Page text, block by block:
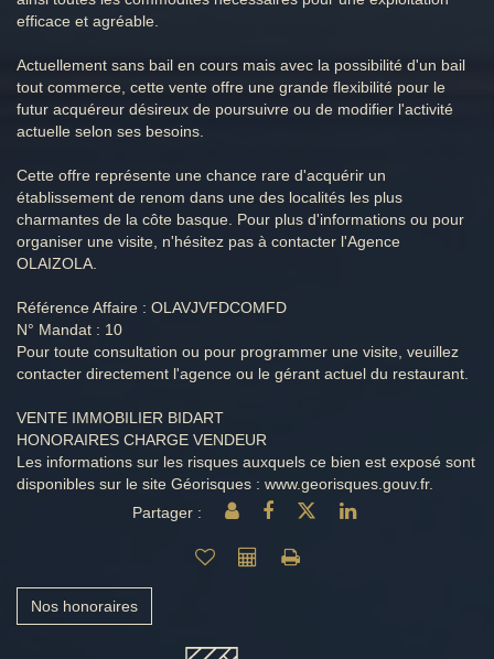
efficace et agréable.
Actuellement sans bail en cours mais avec la possibilité d'un bail
tout commerce, cette vente offre une grande flexibilité pour le
futur acquéreur désireux de poursuivre ou de modifier l'activité
actuelle selon ses besoins.
Cette offre représente une chance rare d'acquérir un
établissement de renom dans une des localités les plus
charmantes de la côte basque. Pour plus d'informations ou pour
organiser une visite, n'hésitez pas à contacter l'Agence
OLAIZOLA.
Référence Affaire : OLAVJVFDCOMFD
N° Mandat : 10
Pour toute consultation ou pour programmer une visite, veuillez
contacter directement l'agence ou le gérant actuel du restaurant.
VENTE IMMOBILIER BIDART
HONORAIRES CHARGE VENDEUR
Les informations sur les risques auxquels ce bien est exposé sont
disponibles sur le site Géorisques : www.georisques.gouv.fr.
Partager :
Nos honoraires